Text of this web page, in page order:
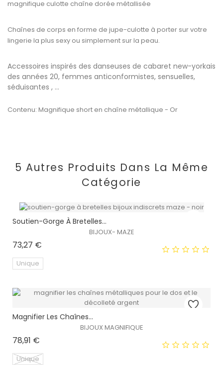
magnifique culotte chaîne dorée métallisée
Chaînes de corps en forme de jupe-culotte à porter sur votre
lingerie la plus sexy ou simplement sur la peau.
Accessoires inspirés des danseuses de cabaret new-yorkais
des années 20, femmes anticonformistes, sensuelles,
séduisantes , ...
Contenu: Magnifique short en chaîne métallique - Or
5 Autres Produits Dans La Même
Catégorie
Soutien-Gorge À Bretelles...
BIJOUX- MAZE
73,27 €
Unique
Magnifier Les Chaînes...
BIJOUX MAGNIFIQUE
78,91 €
Unique